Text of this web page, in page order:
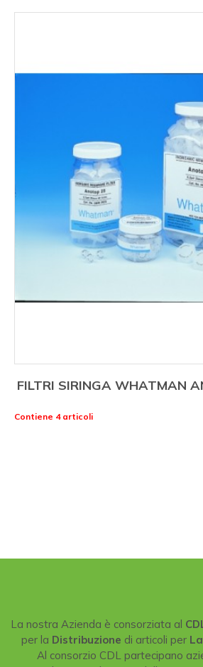
FILTRI SIRINGA WHATMAN
Contiene 4 articoli
La nostra Azienda è consorziata al
per la Distribuzione di articoli per
Al consorzio CDL partecipano